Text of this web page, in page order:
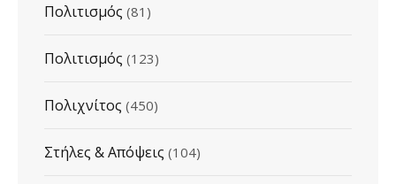
Πολιτισμός (81)
Πολιτισμός (123)
Πολιχνίτος (450)
Στήλες & Απόψεις (104)